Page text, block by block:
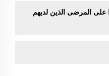
هل يمكن استخدام أحزمة NIBP على المرضى الذين لديهم